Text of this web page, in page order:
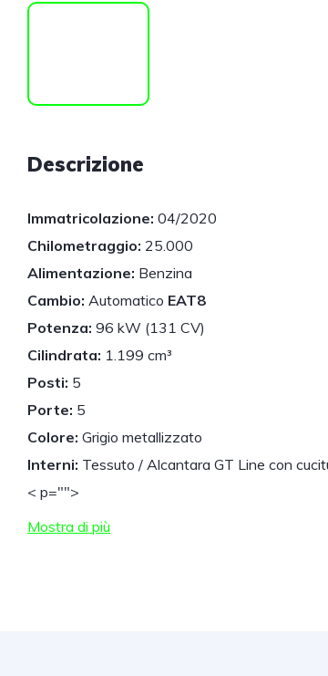
Descrizione
Immatricolazione: 04/2020
Chilometraggio: 25.000
Alimentazione: Benzina
Cambio: Automatico EAT8
Potenza: 96 kW (131 CV)
Cilindrata: 1.199 cm³
Posti: 5
Porte: 5
Colore: Grigio metallizzato
Interni: Tessuto / Alcantara GT Line con
< p="">
Mostra di più